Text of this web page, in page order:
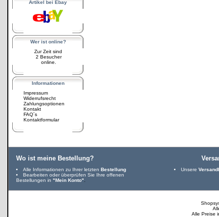
Artikel bei Ebay
Wer ist online?
Zur Zeit sind
2 Besucher
online.
Informationen
Impressum
Widerrufsrecht
Zahlungsoptionen
Kontakt
FAQ´s
Kontaktformular
Wo ist meine Bestellung?
Alle Informationen zu Ihrer letzten Bestellung
Bearbeiten oder überprüfen Sie Ihre offenen
Bestellungen in "Mein Konto"
Unsere
Alle Preise